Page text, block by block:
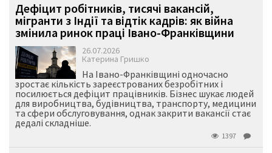
Дефіцит робітників, тисячі вакансій,
мігранти з Індії та відтік кадрів: як війна
змінила ринок праці Івано-Франківщини
26.07.2026
Катерина Гришко
На Івано-Франківщині одночасно
зростає кількість зареєстрованих безробітних і
посилюється дефіцит працівників. Бізнес шукає людей
для виробництва, будівництва, транспорту, медицини
та сфери обслуговування, однак закрити вакансії стає
дедалі складніше.
1397